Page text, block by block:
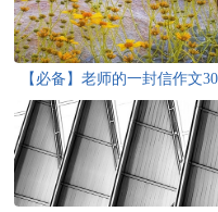
【必备】老师的一封信作文
字5篇